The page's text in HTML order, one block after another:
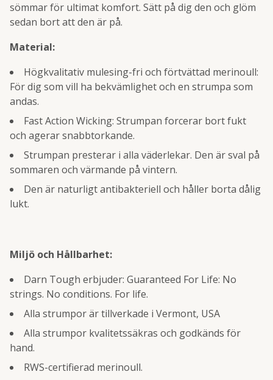
sömmar för ultimat komfort. Sätt på dig den och glöm
sedan bort att den är på.
Material:
Högkvalitativ mulesing-fri och förtvättad merinoull:
För dig som vill ha bekvämlighet och en strumpa som
andas.
Fast Action Wicking: Strumpan forcerar bort fukt
och agerar snabbtorkande.
Strumpan presterar i alla väderlekar. Den är sval på
sommaren och värmande på vintern.
Den är naturligt antibakteriell och håller borta dålig
lukt.
Miljö och Hållbarhet:
Darn Tough erbjuder: Guaranteed For Life: No
strings. No conditions. For life.
Alla strumpor är tillverkade i Vermont, USA
Alla strumpor kvalitetssäkras och godkänds för
hand.
RWS-certifierad merinoull.